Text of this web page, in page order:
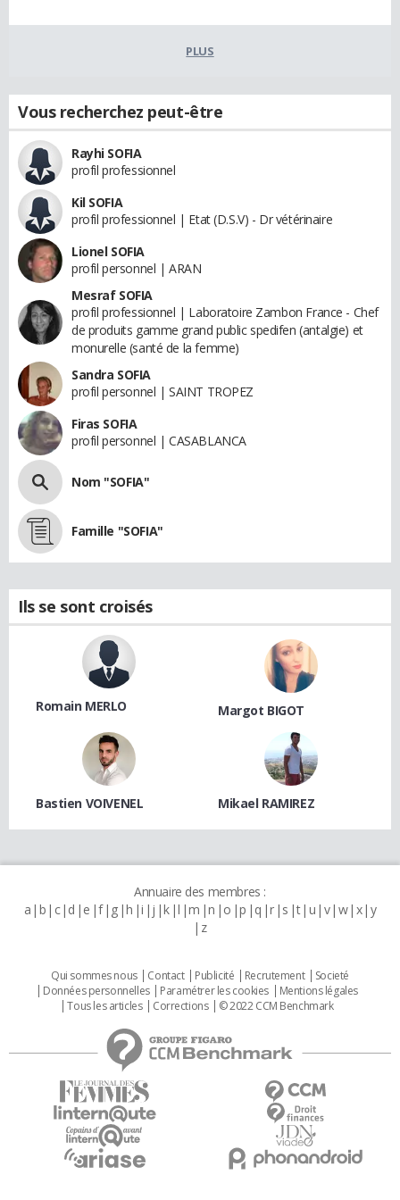
PLUS
Vous recherchez peut-être
Rayhi SOFIA
profil professionnel
Kil SOFIA
profil professionnel | Etat (D.S.V) - Dr vétérinaire
Lionel SOFIA
profil personnel | ARAN
Mesraf SOFIA
profil professionnel | Laboratoire Zambon France - Chef
de produits gamme grand public spedifen (antalgie) et
monurelle (santé de la femme)
Sandra SOFIA
profil personnel | SAINT TROPEZ
Firas SOFIA
profil personnel | CASABLANCA
Nom "SOFIA"
Famille "SOFIA"
Ils se sont croisés
Romain MERLO Margot BIGOT
Bastien VOIVENEL Mikael RAMIREZ
Annuaire des membres :
a b c d e f g h i j k l m n o p q r s t u v w x y
z
Qui sommes nous Contact Publicité Recrutement
Societé
Données personnelles
Paramétrer les cookies
Mentions légales
Tous les articles
Corrections © 2022 CCM Benchmark